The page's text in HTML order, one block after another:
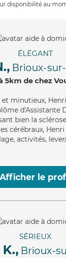
disponibilité au
ÉLÉGANT
Brioux-
5km de chez
et minutieux,
d'Assistante
bien la
cérébraux,
activités,
Afficher le
SÉRIEUX
Brioux-